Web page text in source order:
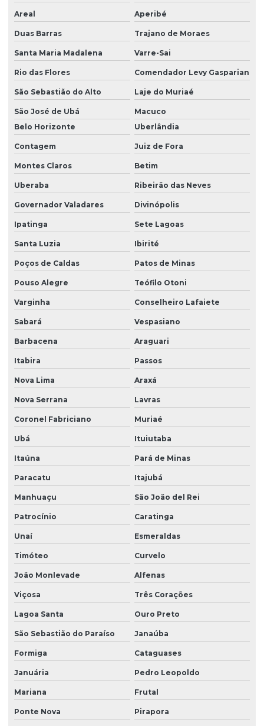
Areal Aperibé
Duas Barras Trajano de Moraes
Santa Maria Madalena Varre-Sai
Rio das Flores Comendador Levy Gasparian
São Sebastião do Alto Laje do Muriaé
São José de Ubá
Macuco
Belo Horizonte
Uberlândia
Contagem Juiz de Fora
Montes Claros Betim
Uberaba Ribeirão das Neves
Governador Valadares Divinópolis
Ipatinga Sete Lagoas
Santa Luzia Ibirité
Poços de Caldas Patos de Minas
Pouso Alegre Teófilo Otoni
Varginha Conselheiro Lafaiete
Sabará Vespasiano
Barbacena Araguari
Itabira Passos
Nova Lima Araxá
Nova Serrana Lavras
Coronel Fabriciano Muriaé
Ubá Ituiutaba
Itaúna Pará de Minas
Paracatu Itajubá
Manhuaçu São João del Rei
Patrocínio Caratinga
Unaí Esmeraldas
Timóteo Curvelo
João Monlevade Alfenas
Viçosa Três Corações
Lagoa Santa Ouro Preto
São Sebastião do Paraíso Janaúba
Formiga Cataguases
Januária Pedro Leopoldo
Mariana Frutal
Ponte Nova Pirapora